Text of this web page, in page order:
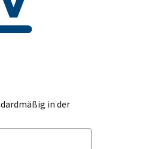
in der